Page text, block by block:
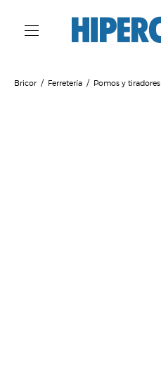
Bricor Ferretería Pomos y tiradores